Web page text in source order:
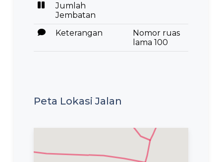
Jumlah
Jembatan
Keterangan
Nomor ruas
lama 100
Peta Lokasi Jalan